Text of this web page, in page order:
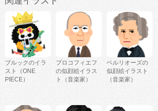
ブルックのイラ
スト（ONE
PIECE）
プロコフィエフ
の似顔絵イラス
ト（音楽家）
ベルリオーズの
似顔絵イラスト
（音楽家）